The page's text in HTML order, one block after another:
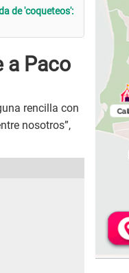
de 'coqueteos':
a Paco
rencilla con
nosotros”,